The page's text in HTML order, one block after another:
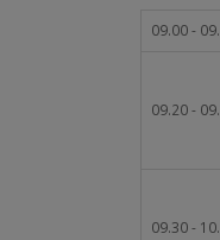
09.00 -
09.20 -
09.30 -